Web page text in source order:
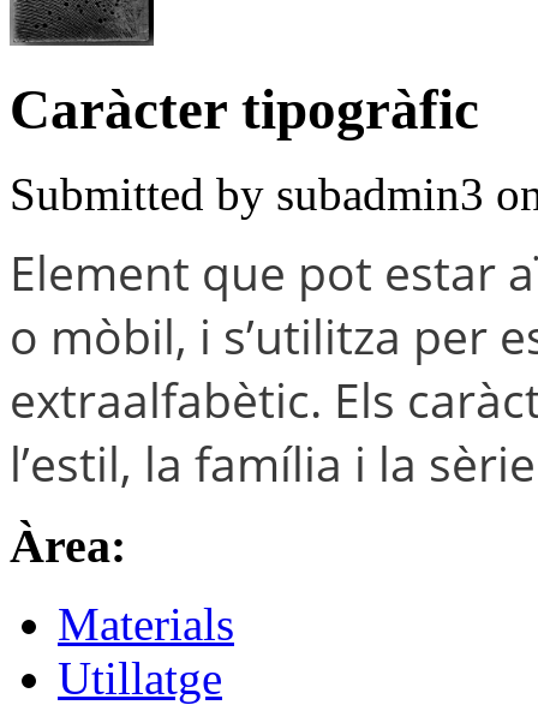
Caràcter tipogràfic
Submitted by subadmin3
Element que pot estar
o mòbil, i s’utilitza per
extraalfabètic. Els
l’estil, la família i la
Àrea:
Materials
Utillatge